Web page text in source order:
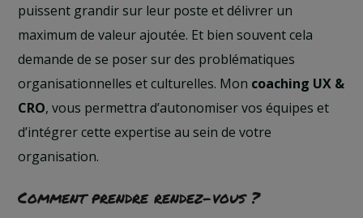
puissent grandir sur leur poste et délivrer un
maximum de valeur ajoutée. Et bien souvent cela
demande de se poser sur des problématiques
organisationnelles et culturelles. Mon coaching UX &
CRO, vous permettra d’autonomiser vos équipes et
d’intégrer cette expertise au sein de votre
organisation.
Comment prendre rendez-vous ?